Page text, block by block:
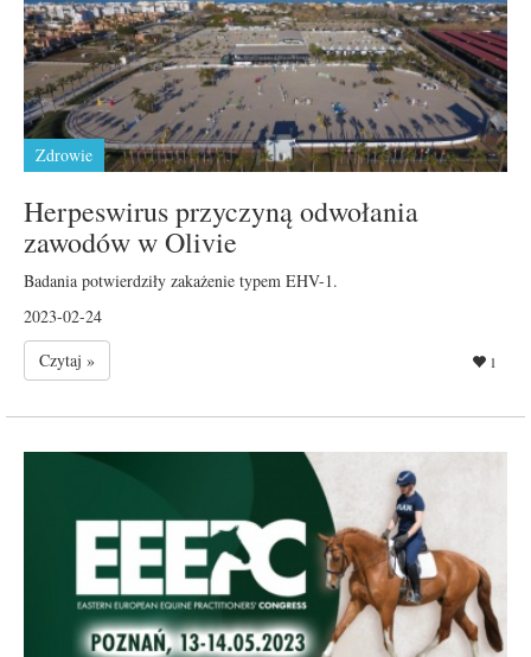
Zdrowie
Herpeswirus przyczyną odwołania
zawodów w Olivie
Badania potwierdziły zakażenie typem EHV-1.
2023-02-24
Czytaj »
1